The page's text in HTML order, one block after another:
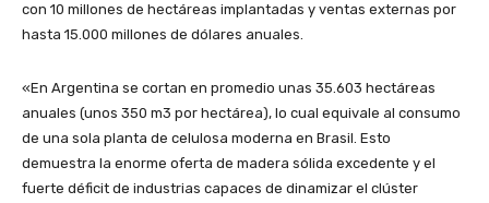
con 10 millones de hectáreas implantadas y ventas externas por
hasta 15.000 millones de dólares anuales.
«En Argentina se cortan en promedio unas 35.603 hectáreas
anuales (unos 350 m3 por hectárea), lo cual equivale al consumo
de una sola planta de celulosa moderna en Brasil. Esto
demuestra la enorme oferta de madera sólida excedente y el
fuerte déficit de industrias capaces de dinamizar el clúster